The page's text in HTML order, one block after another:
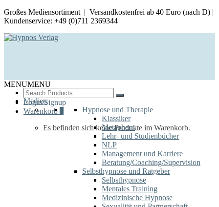
Großes Mediensortiment | Versandkostenfrei ab 40 Euro (nach D) |
Kundenservice: +49 (0)711 2369344
Search
for:
Login/Signup
Warenkorb
Es befinden sich keine Produkte im Warenkorb.
MENUMENU
Medien
Hypnose und Therapie
Klassiker
Metaphern
Lehr- und Studienbücher
NLP
Management und Karriere
Beratung/Coaching/Supervision
Selbsthypnose und Ratgeber
Selbsthypnose
Mentales Training
Medizinische Hypnose